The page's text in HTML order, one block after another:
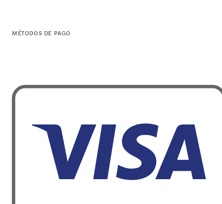
MÉTODOS DE PAGO